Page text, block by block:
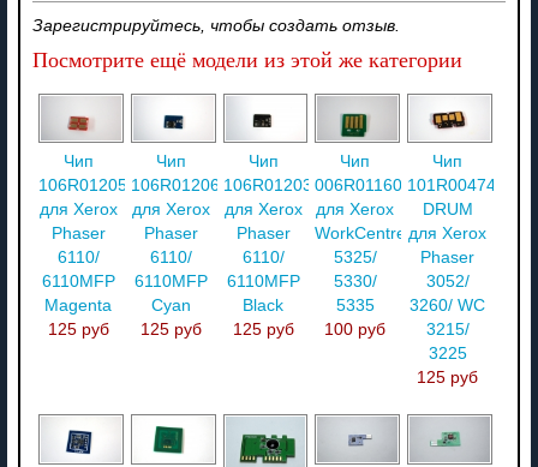
Зарегистрируйтесь, чтобы создать отзыв.
Посмотрите ещё модели из этой же категории
Чип
106R01205
для Xerox
Phaser
6110/
6110MFP
Magenta
125 руб
Чип
106R01206
для Xerox
Phaser
6110/
6110MFP
Cyan
125 руб
Чип
106R01203
для Xerox
Phaser
6110/
6110MFP
Black
125 руб
Чип
006R01160
для Xerox
WorkCentre
5325/
5330/
5335
100 руб
Чип
101R00474
DRUM
для Xerox
Phaser
3052/
3260/ WC
3215/
3225
125 руб